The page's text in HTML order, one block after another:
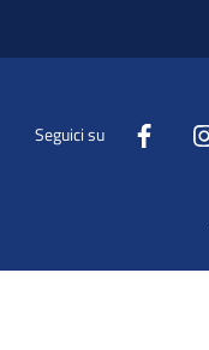
Seguici su